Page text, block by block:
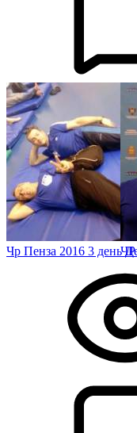
Чр Пенза 2016 3 деньЧР